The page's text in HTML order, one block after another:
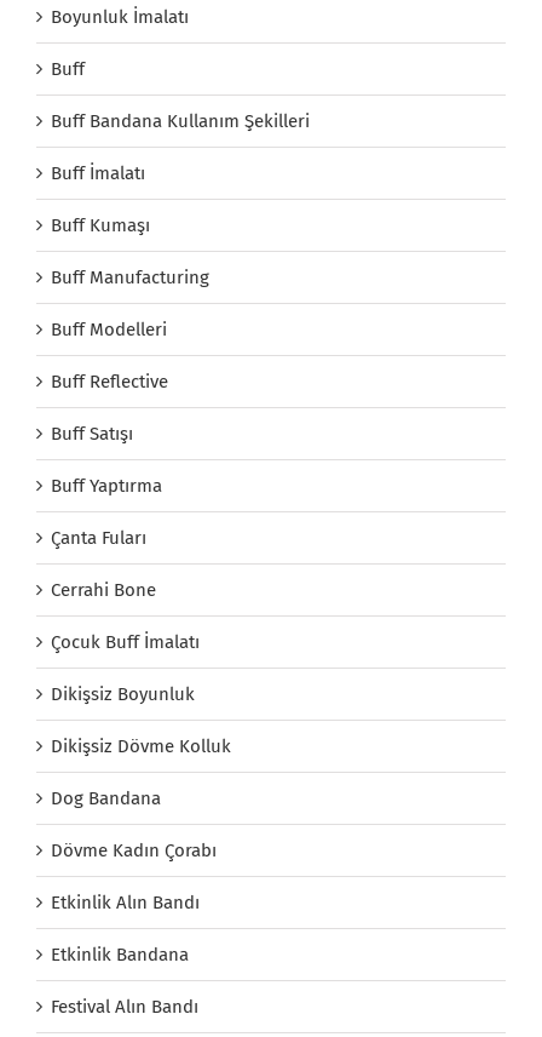
Boyunluk İmalatı
Buff
Buff Bandana Kullanım Şekilleri
Buff İmalatı
Buff Kumaşı
Buff Manufacturing
Buff Modelleri
Buff Reflective
Buff Satışı
Buff Yaptırma
Çanta Fuları
Cerrahi Bone
Çocuk Buff İmalatı
Dikişsiz Boyunluk
Dikişsiz Dövme Kolluk
Dog Bandana
Dövme Kadın Çorabı
Etkinlik Alın Bandı
Etkinlik Bandana
Festival Alın Bandı